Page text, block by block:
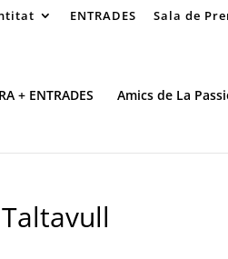
ENTRADES Sala de
+ ENTRADES Amics de La